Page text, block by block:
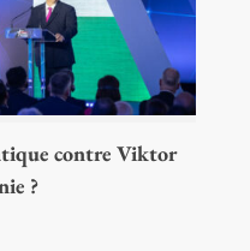
contre Viktor
?